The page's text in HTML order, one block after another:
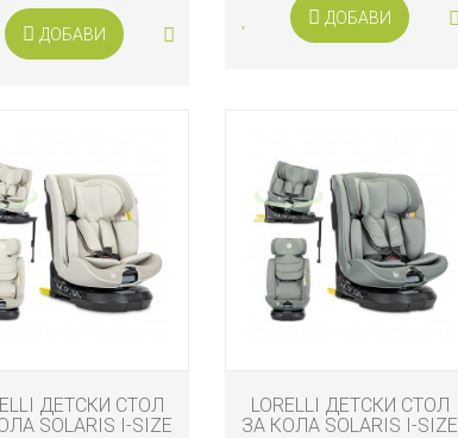
ДОБАВИ
ДОБАВИ
ДЕТСКИ СТОЛ
SOLARIS I-SIZE
LORELLI ДЕТСКИ СТОЛ
ЗА КОЛА SOLARIS I-SIZE